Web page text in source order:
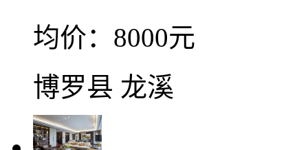
均价：8000元
博罗县 龙溪